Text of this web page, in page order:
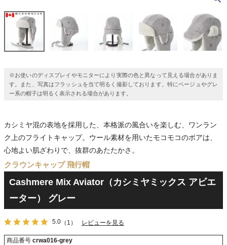
※お使いのディスプレイやモニターにより実際の色と異なって見える場合がありま
す。また、写真はフラッシュを当て明るく撮影しております。特にベージュやグレ
ー系の帽子は明るく表示される場合があります。
カシミヤ混の表地を採用した、本格派の風合いを楽しむ、ワンラン
ク上のフライトキャップ。ウール素材を用いたモコモコのボアは、
心地よい肌ざわりで、抜群のあたたかさ。
クラウンキャップ 飛行帽
Cashmere Mix Aviator（カシミヤミックス アビエ
ーター） グレー
5.0 （1） レビューを見る
商品番号 crwa016-grey